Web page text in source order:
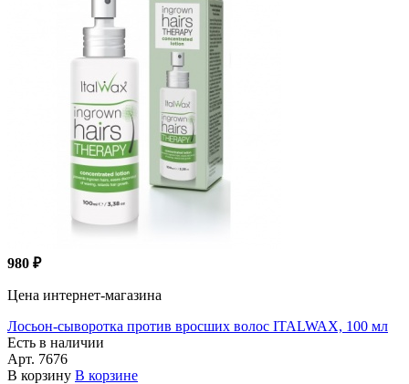
980 ₽
Цена интернет-магазина
Лосьон-сыворотка против вросших волос ITALWAX, 100 мл
Есть в наличии
Арт. 7676
В корзину В корзине